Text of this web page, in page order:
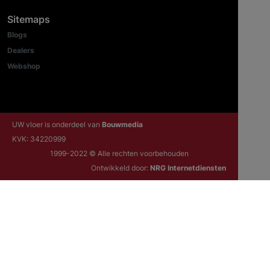
Sitemaps
Blogs
Dealers
Webshop
UW vloer is onderdeel van Bouwmedia
KVK: 34220999
1999-2022 © Alle rechten voorbehouden
Ontwikkeld door: NRG Internetdiensten